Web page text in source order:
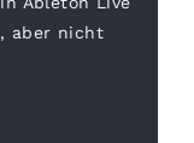
aber nicht